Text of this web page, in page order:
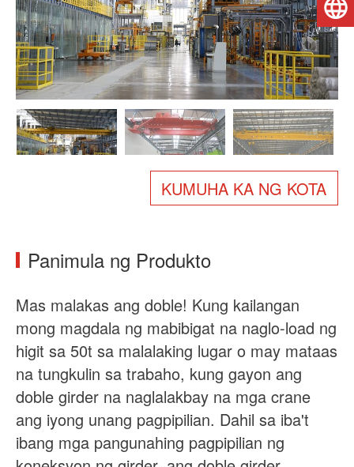
Mga Crane Spare Part
Tungkol sa atin
Balita
Kaso
Mga FAQ
Makipag-ugnayan sa aminKUMUHA KA NG KOTA
Panimula ng Produkto
Mas malakas ang doble! Kung kailangan
mong magdala ng mabibigat na naglo-load ng
higit sa 50t sa malalaking lugar o may mataas
na tungkulin sa trabaho, kung gayon ang
doble girder na naglalakbay na mga crane
ang iyong unang pagpipilian. Dahil sa iba't
ibang mga pangunahing pagpipilian ng
Pilipino